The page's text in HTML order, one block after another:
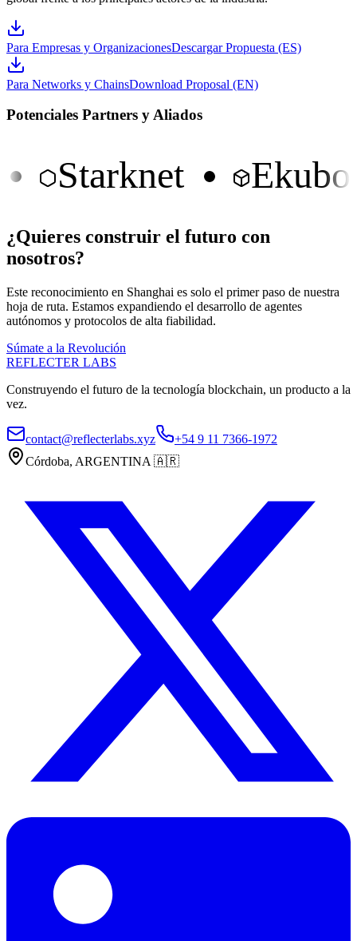
Para Empresas y OrganizacionesDescargar Propuesta (ES)
Para Networks y ChainsDownload Proposal (EN)
Potenciales Partners y Aliados
Starknet Ekubo
¿Quieres construir el futuro con
nosotros?
Este reconocimiento en Shanghai es solo el primer paso de nuestra
hoja de ruta. Estamos expandiendo el desarrollo de agentes
autónomos y protocolos de alta fiabilidad.
Súmate a la Revolución
REFLECTER LABS
Construyendo el futuro de la tecnología blockchain, un producto a la
vez.
contact@reflecterlabs.xyz
+54 9 11 7366-1972
Córdoba, ARGENTINA 🇦🇷